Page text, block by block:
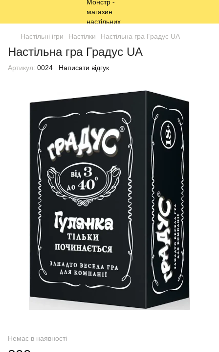
Настільні ігри Настілки Настільна гра Градус UA
Настільна гра Градус UA
Артикул: 0024 Написати відгук
Немає в наявності